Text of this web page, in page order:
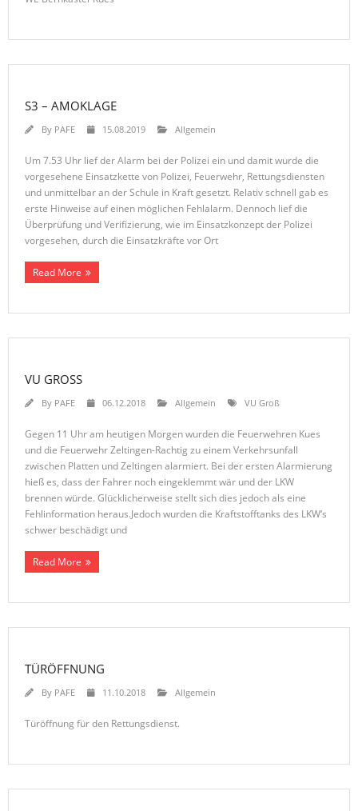
S3 – AMOKLAGE
By PAFE 15.08.2019 Allgemein
Um 7.53 Uhr lief der Alarm bei der Polizei ein und damit wurde die
vorgesehene Einsatzkette von Polizei, Feuerwehr, Rettungsdiensten
und unmittelbar an der Schule in Kraft gesetzt. Relativ schnell gab es
erste Hinweise auf einen möglichen Fehlalarm. Dennoch lief die
Überprüfung und Verifizierung, wie im Einsatzkonzept der Polizei
vorgesehen, durch die Einsatzkräfte vor Ort
Read More
VU GROSS
By PAFE 06.12.2018 Allgemein VU Groß
Gegen 11 Uhr am heutigen Morgen wurden die Feuerwehren Kues
und die Feuerwehr Zeltingen-Rachtig zu einem Verkehrsunfall
zwischen Platten und Zeltingen alarmiert. Bei der ersten Alarmierung
hieß es, dass der Fahrer noch eingeklemmt wär und der LKW
brennen würde. Glücklicherweise stellt sich dies jedoch als eine
Fehlinformation heraus.Jedoch wurden die Kraftstofftanks des LKW‘s
schwer beschädigt und
Read More
TÜRÖFFNUNG
By PAFE 11.10.2018 Allgemein
Türöffnung für den Rettungsdienst.